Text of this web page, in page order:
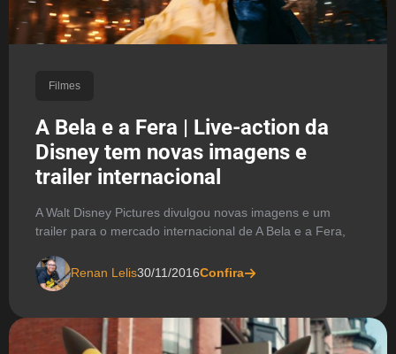
Filmes
A Bela e a Fera | Live-action da
Disney tem novas imagens e
trailer internacional
A Walt Disney Pictures divulgou novas imagens e um
trailer para o mercado internacional de A Bela e a Fera,
Renan Lelis30/11/2016Confira